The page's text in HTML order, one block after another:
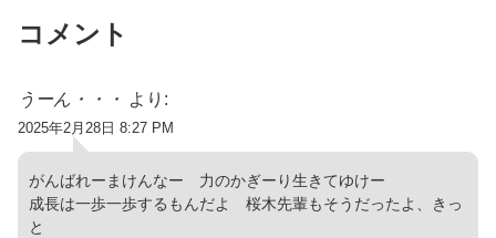
コメント
うーん・・・ より:
2025年2月28日 8:27 PM
がんばれーまけんなー 力のかぎーり生きてゆけー
成長は一歩一歩するもんだよ 桜木先輩もそうだったよ、きっ
と